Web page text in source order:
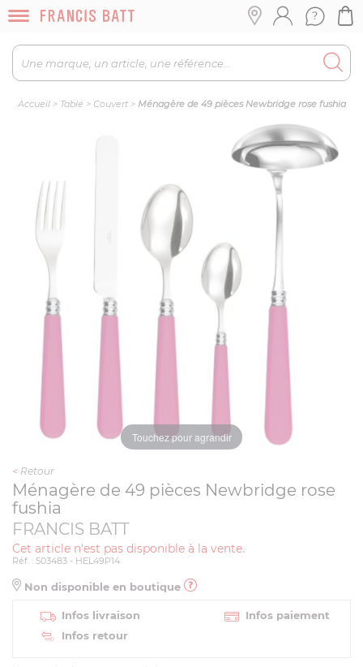
Accueil> Table > Couvert> Ménagère de 49 pièces Newbridge rose fushia
Touchez pour agrandir
< Retour
Ménagère de 49 pièces Newbridge rose
fushia
FRANCIS BATT
Cet article n'est pas disponible à la vente.
Réf. : 503483 - HEL49P14
Non disponible en boutique
Infos livraison
Infos paiement
Infos retour